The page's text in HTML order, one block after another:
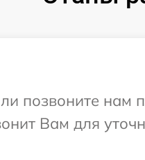
позвоните нам
Вам для